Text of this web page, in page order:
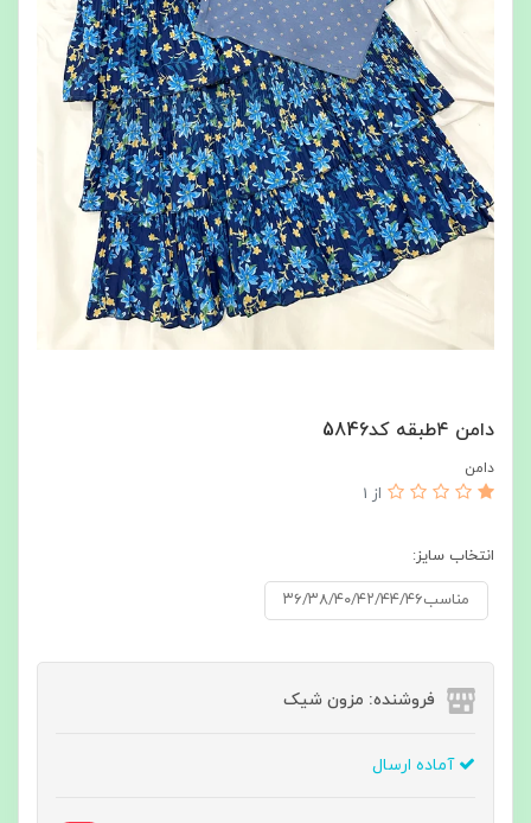
دامن ۴طبقه کد5846
دامن
از 1
انتخاب سایز:
مناسب۳۶/۳۸/۴۰/۴۲/۴۴/۴۶
فروشنده: مزون شیک
آماده ارسال